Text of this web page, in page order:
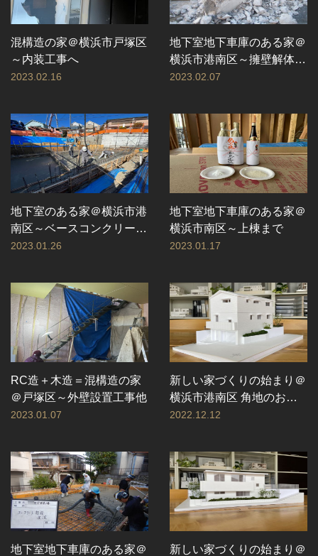
混構造の家＠横浜市戸塚区
～内装工事へ
2023.02.16
地下室地下車庫のある家＠
横浜市港南区～擁壁解体か
ら墨出しまで
2023.02.07
地下室のある家＠横浜市港
南区～ベースコンクリート
打設工事まで
2023.01.26
地下室地下車庫のある家＠
横浜市南区～上棟まで
2023.01.17
RC造＋木造＝混構造の家
＠戸塚区～外壁設置工事他
2023.01.07
新しい家づくりの始まり＠
横浜市港南区 角地のお建
て替え
2022.12.12
地下室地下車庫のある家＠
新しい家づくりの始まり＠